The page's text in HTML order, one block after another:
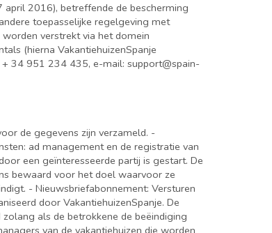
2016), betreffende de bescherming
toepasselijke regelgeving met
verstrekt via het domein
(hierna VakantiehuizenSpanje
34 951 234 435, e-mail: support@spain-
de gegevens zijn verzameld. -
ad management en de registratie van
een geïnteresseerde partij is gestart. De
bewaard voor het doel waarvoor ze
- Nieuwsbriefabonnement: Versturen
door VakantiehuizenSpanje. De
als de betrokkene de beëindiging
van de vakantiehuizen die worden